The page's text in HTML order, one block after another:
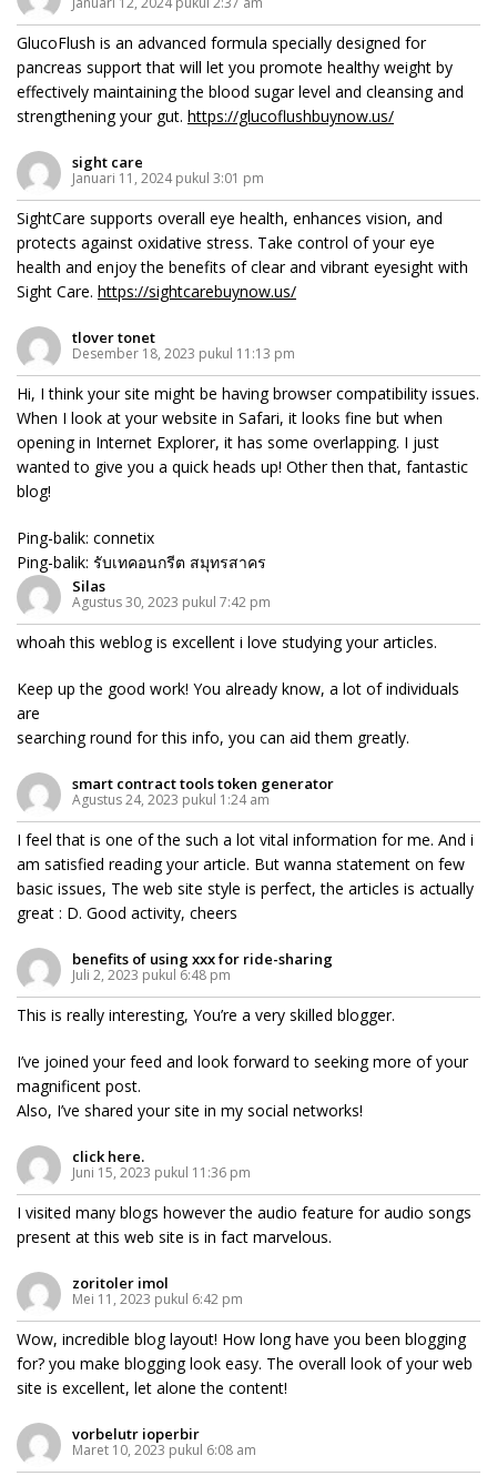
GlucoFlush is an advanced formula specially designed for
pancreas support that will let you promote healthy weight by
effectively maintaining the blood sugar level and cleansing and
strengthening your gut. https://glucoflushbuynow.us/
sight care
Januari 11, 2024 pukul 3:01 pm
SightCare supports overall eye health, enhances vision, and
protects against oxidative stress. Take control of your eye
health and enjoy the benefits of clear and vibrant eyesight with
Sight Care. https://sightcarebuynow.us/
tlover tonet
Desember 18, 2023 pukul 11:13 pm
Hi, I think your site might be having browser compatibility issues.
When I look at your website in Safari, it looks fine but when
opening in Internet Explorer, it has some overlapping. I just
wanted to give you a quick heads up! Other then that, fantastic
blog!
Ping-balik: connetix
Ping-balik: รับเทคอนกรีต สมุทรสาคร
Silas
Agustus 30, 2023 pukul 7:42 pm
whoah this weblog is excellent i love studying your articles.
Keep up the good work! You already know, a lot of individuals
are
searching round for this info, you can aid them greatly.
smart contract tools token generator
Agustus 24, 2023 pukul 1:24 am
I feel that is one of the such a lot vital information for me. And i
am satisfied reading your article. But wanna statement on few
basic issues, The web site style is perfect, the articles is actually
great : D. Good activity, cheers
benefits of using xxx for ride-sharing
Juli 2, 2023 pukul 6:48 pm
This is really interesting, You’re a very skilled blogger.
I’ve joined your feed and look forward to seeking more of your
magnificent post.
Also, I’ve shared your site in my social networks!
click here.
Juni 15, 2023 pukul 11:36 pm
I visited many blogs however the audio feature for audio songs
present at this web site is in fact marvelous.
zoritoler imol
Mei 11, 2023 pukul 6:42 pm
Wow, incredible blog layout! How long have you been blogging
for? you make blogging look easy. The overall look of your web
site is excellent, let alone the content!
vorbelutr ioperbir
Maret 10, 2023 pukul 6:08 am